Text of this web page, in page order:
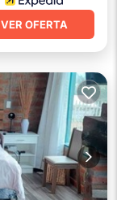
VER OFERTA